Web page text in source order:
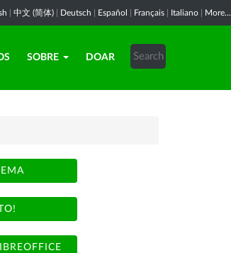
中文 (简体) Deutsch Español Français Italiano More...
SOBRE DOAR